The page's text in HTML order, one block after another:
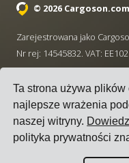
Ta strona używa
najlepsze wrażenia
naszej witryny.
polityka prywatności
© 2026 Cargoson.com
Zarejestrowana jako
Nr rej: 14545832. VAT:
+372 5555 0028 ·
Warunki korzystania z
Polityka plików cookie